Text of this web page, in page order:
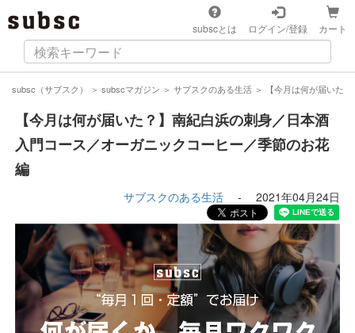
subscとは ログイン/登録 カート
subsc（サブスク） ＞ subscマガジン ＞ サブスクのある生活 ＞ 【今月は何が届いた
【今月は何が届いた？】南紀白浜の刺身／日本酒
入門コース／オーガニックコーヒー／季節のお花
編
サブスクのある生活 - 2021年04月24日